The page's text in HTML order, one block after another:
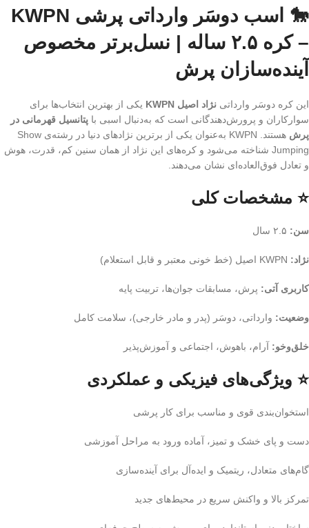
🐎 اسب دوسَر وارداتی پرشی KWPN
– کره ۲.۵ ساله | نسل‌برتر مخصوص
آینده‌سازان پرش
این کره دوسَر وارداتی نژاد اصیل KWPN
یکی از بهترین انتخاب‌ها برای
سوارکاران و پرورش‌دهندگانی است که به‌دنبال اسبی با پتانسیل قهرمانی در
پرش
هستند. KWPN به‌عنوان یکی از برترین نژادهای دنیا در رشته‌ی Show
Jumping شناخته می‌شود و کره‌های این نژاد از همان سنین کم، قدرت، هوش
و تعادل فوق‌العاده‌ای نشان می‌دهند.
⭐ مشخصات کلی
سن:
نژاد:
کاربری آتی: پرش، مسابقات جوان‌ها، تربیت پایه
وضعیت: وارداتی، دوسَر (پدر و مادر خارجی)، سلامت کامل
خلق‌وخو: آرام، باهوش، اجتماعی و آموزش‌پذیر
⭐ ویژگی‌های فیزیکی و عملکردی
استخوان‌بندی قوی و مناسب برای کار پرشی
دست و پای خشک و تمیز، آماده ورود به مراحل آموزشی
گام‌های متعادل، ریتمیک و ایده‌آل برای آینده‌سازی
تمرکز بالا و واکنش سریع در محیط‌های جدید